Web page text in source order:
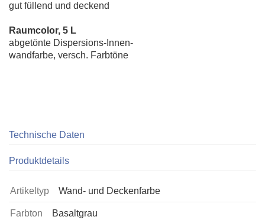
gut füllend und deckend
Raumcolor, 5 L
abgetönte Dispersions-Innen-
wandfarbe, versch. Farbtöne
Technische Daten
Produktdetails
Artikeltyp Wand- und Deckenfarbe
Farbton Basaltgrau